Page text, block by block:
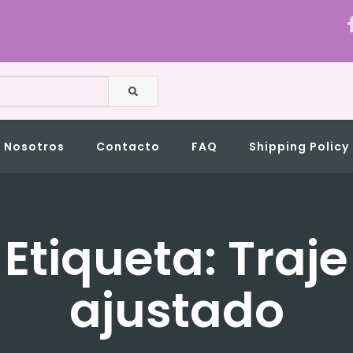
a
BUSCAR
Nosotros Contacto FAQ Shipping Policy
Etiqueta: Traje
ajustado